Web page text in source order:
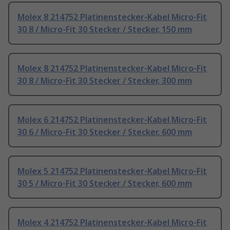
Molex 8 214752 Platinenstecker-Kabel Micro-Fit
30 8 / Micro-Fit 30 Stecker / Stecker, 150 mm
Molex 8 214752 Platinenstecker-Kabel Micro-Fit
30 8 / Micro-Fit 30 Stecker / Stecker, 300 mm
Molex 6 214752 Platinenstecker-Kabel Micro-Fit
30 6 / Micro-Fit 30 Stecker / Stecker, 600 mm
Molex 5 214752 Platinenstecker-Kabel Micro-Fit
30 5 / Micro-Fit 30 Stecker / Stecker, 600 mm
Molex 4 214752 Platinenstecker-Kabel Micro-Fit